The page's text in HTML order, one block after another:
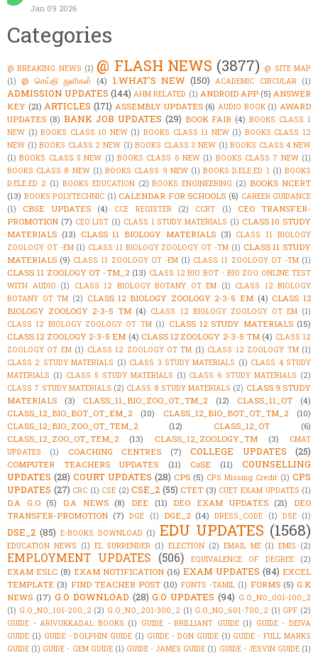
Jan 09 2026
Categories
@ BREAKING NEWS (1) @ FLASH NEWS (3877) @ SITE MAP
(1) @ செய்தி துளிகள் (4) 1.WHAT'S NEW (150) ACADEMIC CIRCULAR (1)
ADMISSION UPDATES (144) AHM RELATED (1) ANDROID APP (5) ANSWER
KEY (21) ARTICLES (171) ASSEMBLY UPDATES (6) AUDIO BOOK (1) AWARD
UPDATES (8) BANK JOB UPDATES (29) BOOK FAIR (4) BOOKS CLASS 1
NEW (1) BOOKS CLASS 10 NEW (1) BOOKS CLASS 11 NEW (1) BOOKS CLASS 12
NEW (1) BOOKS CLASS 2 NEW (1) BOOKS CLASS 3 NEW (1) BOOKS CLASS 4 NEW
(1) BOOKS CLASS 5 NEW (1) BOOKS CLASS 6 NEW (1) BOOKS CLASS 7 NEW (1)
BOOKS CLASS 8 NEW (1) BOOKS CLASS 9 NEW (1) BOOKS D.ELE.ED 1 (1) BOOKS
D.ELE.ED 2 (1) BOOKS EDUCATION (2) BOOKS ENGINEERING (2) BOOKS NCERT
(13) BOOKS POLYTECHNIC (1) CALENDAR FOR SCHOOLS (6) CAREER GUIDANCE
(1)
CBSE UPDATES (4) CCE REGISTER (2) CCRT (1)
CEO TRANSFER-
PROMOTION (7) CEO LIST (1) CLASS 1 STUDY MATERIALS (1) CLASS 10 STUDY
MATERIALS (13) CLASS 11 BIOLOGY MATERIALS (3) CLASS 11 BIOLOGY
ZOOLOGY OT -EM (1) CLASS 11 BIOLOGY ZOOLOGY OT -TM (1) CLASS 11 STUDY
MATERIALS (9) CLASS 11 ZOOLOGY OT -EM (1) CLASS 11 ZOOLOGY OT -TM (1)
CLASS 11 ZOOLOGY OT -TM_2 (13) CLASS 12 BIO BOT - BIO ZOO ONLINE TEST
WITH AUDIO (1) CLASS 12 BIOLOGY BOTANY OT EM (1) CLASS 12 BIOLOGY
BOTANY OT TM (2) CLASS 12 BIOLOGY ZOOLOGY 2-3-5 EM (4) CLASS 12
BIOLOGY ZOOLOGY 2-3-5 TM (4) CLASS 12 BIOLOGY ZOOLOGY OT EM (1)
CLASS 12 BIOLOGY ZOOLOGY OT TM (1) CLASS 12 STUDY MATERIALS (15)
CLASS 12 ZOOLOGY 2-3-5 EM (4) CLASS 12 ZOOLOGY 2-3-5 TM (4) CLASS 12
ZOOLOGY OT EM (1) CLASS 12 ZOOLOGY OT TM (1) CLASS 12 ZOOLOGY TM (1)
CLASS 2 STUDY MATERIALS (1) CLASS 3 STUDY MATERIALS (1) CLASS 4 STUDY
MATERIALS (1) CLASS 5 STUDY MATERIALS (1) CLASS 6 STUDY MATERIALS (2)
CLASS 7 STUDY MATERIALS (2) CLASS 8 STUDY MATERIALS (2) CLASS 9 STUDY
MATERIALS
(3) CLASS_11_BIO_ZOO_OT_TM_2 (12) CLASS_11_OT
(4)
CLASS_12_BIO_BOT_OT_EM_2
(10) CLASS_12_BIO_BOT_OT_TM_2
(10)
CLASS_12_BIO_ZOO_OT_TEM_2
(12) CLASS_12_OT
(6)
CLASS_12_ZOO_OT_TEM_2
(13) CLASS_12_ZOOLOGY_TM (3)
CMAT
UPDATES
(1) COACHING CENTRES (7) COLLEGE UPDATES (25)
COMPUTER TEACHERS UPDATES (11) CoSE (11)
COUNSELLING
UPDATES (28) COURT UPDATES (28) CPS (5) CPS Missing Credit (1) CPS
UPDATES (27) CRC (1) CSE (2) CSE_2 (55) CTET (3) CUET EXAM UPDATES (1)
D.A G.O (5) D.A NEWS (8) DEE (11) DEO EXAM UPDATES (21)
DEO
TRANSFER-PROMOTION (7) DGE (1) DGE_2 (14) DRESS_CODE (1) DSE (1)
DSE_2 (85) E-BOOKS DOWNLOAD (1) EDU UPDATES (1568)
EDUCATION NEWS (1) EL SURRENDER (1) ELECTION (2) EMAIL ME (1) EMIS (2)
EMPLOYMENT UPDATES (506) EQUIVALENCE OF DEGREE (2)
EXAM ESLC (8) EXAM NOTIFICATION (16) EXAM UPDATES (84) EXCEL
TEMPLATE (3) FIND TEACHER POST (10) FONTS -TAMIL (1) FORMS (5) G.K
NEWS (17) G.O DOWNLOAD (28) G.O UPDATES (94) G.O_NO_001-100_2
(1) G.O_NO_101-200_2 (2) G.O_NO_201-300_2 (1) G.O_NO_601-700_2 (1) GPF (2)
GUIDE - ARIVUKKADAL BOOKS (1) GUIDE - BRILLIANT GUIDE (1) GUIDE - DEIVA
GUIDE (1) GUIDE - DOLPHIN GUIDE (1) GUIDE - DON GUIDE (1) GUIDE - FULL MARKS
GUIDE (1) GUIDE - GEM GUIDE (1) GUIDE - JAMES GUIDE (1) GUIDE - JESVIN GUIDE (1)